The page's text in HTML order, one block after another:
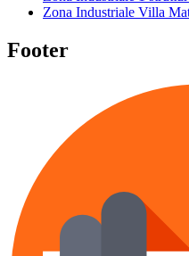
Zona Industriale Villa
Footer